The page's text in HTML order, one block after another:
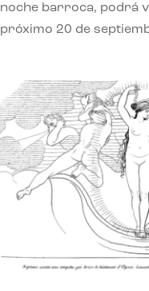
noche barroca, podrá
próximo 20 de